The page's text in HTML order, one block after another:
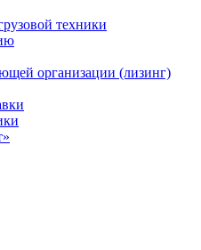
техники
организации (лизинг)